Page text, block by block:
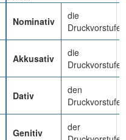
Nominativ
die
Druckvorstufen
Akkusativ
die
Druckvorstufen
Dativ
den
Druckvorstufen
Genitiv
der